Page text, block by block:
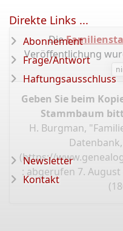
Die
Veröffentlichung
Geben Sie beim
Stammbaum
H. Burgman,
Datenbank,
(https://
: abgerufen 7. August
Direkte Links ...
Abonnement
Frage/Antwort
Haftungsausschluss
Newsletter
Kontakt